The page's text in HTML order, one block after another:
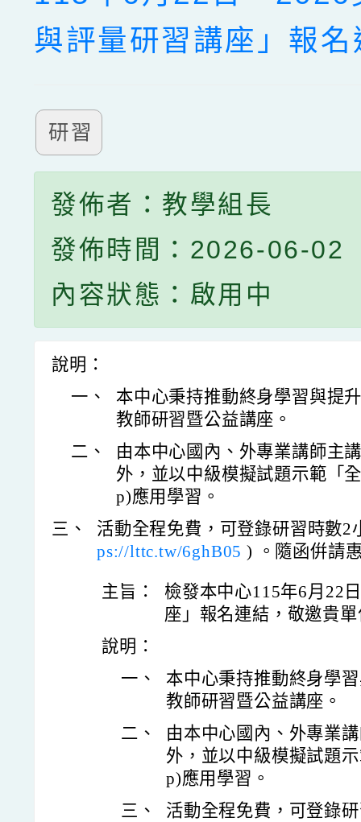
與評量研習講座」報名
研習
發佈者：教學組長
發佈時間：2026-06-02
內容狀態：啟用中
說明：
一、
本中心秉持推動終身學習與提
教師研習暨公益講座。
二、
由本中心國內、外專業講師主
外，並以中級模擬試題示範「
p)應用學習。
三、
活動全程免費，可登錄研習時數
ps://lttc.tw/6ghB05 ) 。隨函倂請
主旨：
檢發本中心115年6月22
座」報名連結，敬邀貴
說明：
一、
本中心秉持推動終身學
教師研習暨公益講座。
二、
由本中心國內、外專業
外，並以中級模擬試題
p)應用學習。
三、
活動全程免費，可登錄